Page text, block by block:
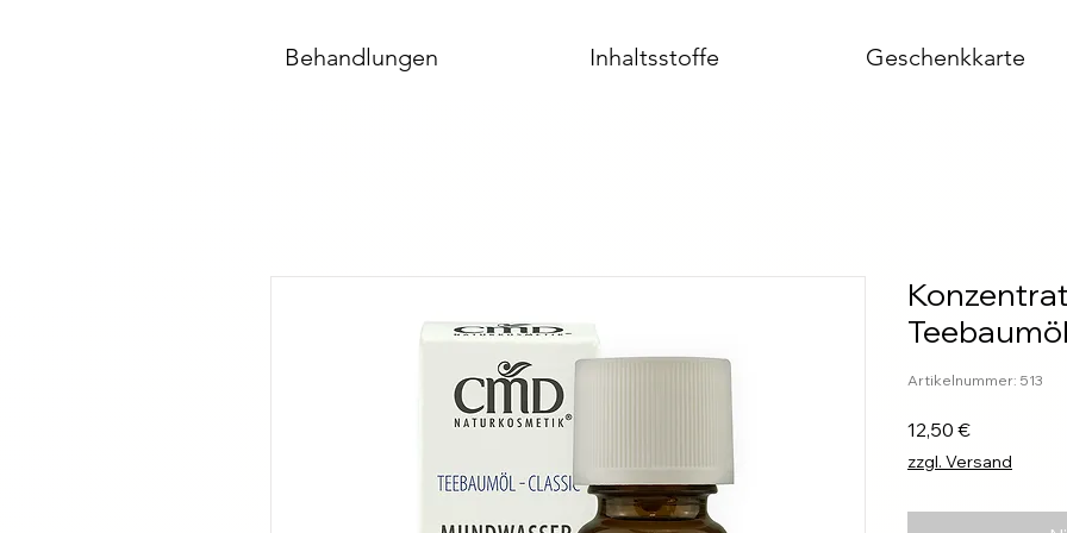
Behandlungen Inhaltsstoffe Geschenkkarte
Artikelnummer: 513
12,50 €Preis
zzgl. Versand